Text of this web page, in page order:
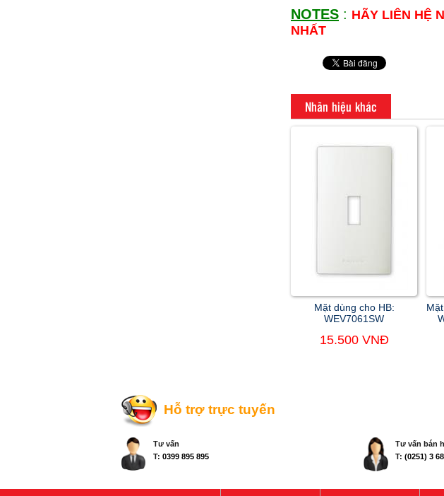
NOTES : HÃY LIÊN HỆ
NHẤT
Nhãn hiệu khác
Mặt dùng cho HB:
WEV7061SW
15.500 VNĐ
Hỗ trợ trực tuyến
Tư vấn
T: 0399 895 895
Tư vấn bán
T: (0251) 3